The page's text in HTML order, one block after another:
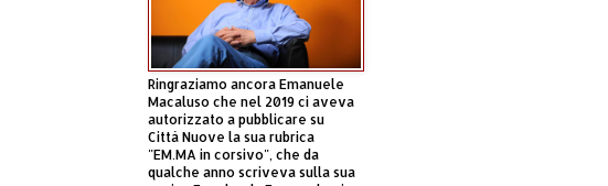
Ringraziamo ancora Emanuele
Macaluso che nel 2019 ci aveva
autorizzato a pubblicare su
Città Nuove la sua rubrica
"EM.MA in corsivo", che da
qualche anno scriveva sulla sua